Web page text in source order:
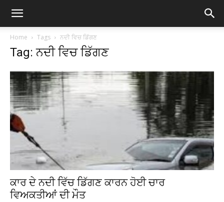
Home Tags ਨਦੀ ਵਿਚ ਡਿੱਗਣ
Tag: ਨਦੀ ਵਿਚ ਡਿੱਗਣ
ਕਾਰ ਦੇ ਨਦੀ ਵਿੱਚ ਡਿੱਗਣ ਕਾਰਨ ਹੋਈ ਚਾਰ
ਵਿਅਕਤੀਆਂ ਦੀ ਮੌਤ